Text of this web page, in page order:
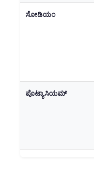
ಸೋಡಿಯಂ
ಪೊಟ್ಯಾಸಿಯಮ್